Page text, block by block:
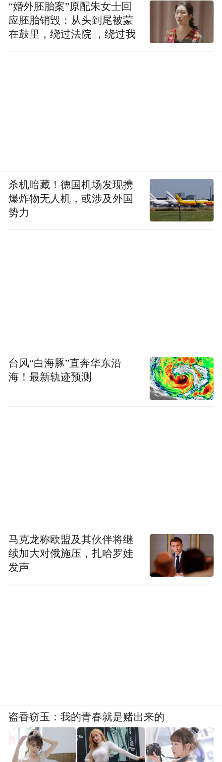
今年“石马”的奖牌整体造型为圆形设计，“石家庄”
“特别声明：以上作品内容(包括在内的视频、图片或音
频)为凤凰网旗下自媒体平台“大风号”用户上传并发
布，本平台仅提供信息存储空间服务。
Notice: The content above (including the videos,
pictures and audios if any) is uploaded and posted
“婚外胚胎案”原配朱女士回
应胚胎销毁：从头到尾被蒙
在鼓里，绕过法院 ，绕过我
杀机暗藏！德国机场发现携
爆炸物无人机，或涉及外国
势力
台风“白海豚”直奔华东沿
海！最新轨迹预测
马克龙称欧盟及其伙伴将继
续加大对俄施压，扎哈罗娃
发声
盗香窃玉：我的青春就是赌出来的